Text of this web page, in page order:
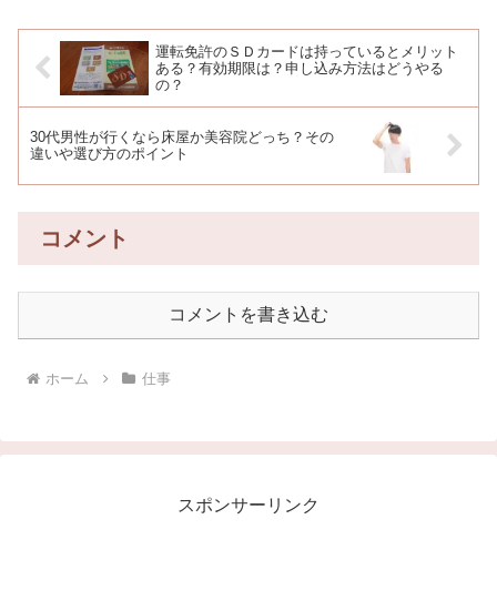
運転免許のＳＤカードは持っているとメリット
ある？有効期限は？申し込み方法はどうやる
の？
30代男性が行くなら床屋か美容院どっち？その
違いや選び方のポイント
コメント
コメントを書き込む
ホーム 仕事
スポンサーリンク